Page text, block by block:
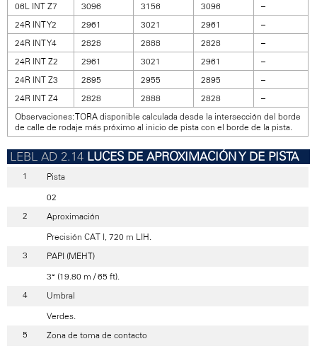
06L INT Z7
3096 3156 3096
–
24R INT Y2
2961 3021 2961
–
24R INT Y4
2828 2888 2828
–
24R INT Z2
2961 3021 2961
–
24R INT Z3
2895 2955 2895
–
24R INT Z4
2828 2888 2828
–
Observaciones: TORA disponible calculada desde la intersección del borde
de calle de rodaje más próximo al inicio de pista con el borde de la pista.
LUCES DE APROXIMACIÓN Y DE PISTA
Pista
02
Aproximación
Precisión CAT I, 720 m LIH.
PAPI (MEHT)
3° (19.80 m / 65 ft).
Umbral
Verdes.
Zona de toma de contacto